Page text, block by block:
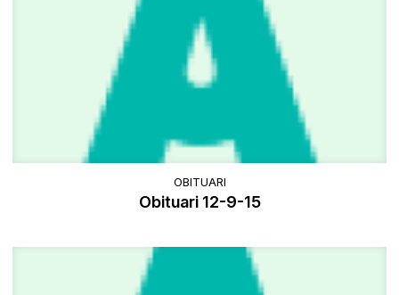
OBITUARI
Obituari 12-9-15